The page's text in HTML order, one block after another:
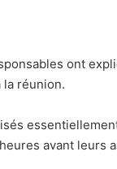
ont
la réunion.
essentiellement
avant leurs